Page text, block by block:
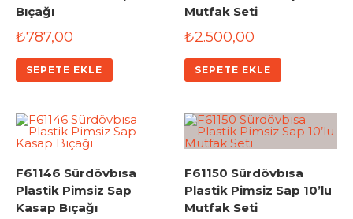
Bıçağı
₺787,00
SEPETE EKLE
Mutfak Seti
₺2.500,00
SEPETE EKLE
F61146 Sürdövbısa
Plastik Pimsiz Sap
Kasap Bıçağı
F61150 Sürdövbısa
Plastik Pimsiz Sap 10’lu
Mutfak Seti